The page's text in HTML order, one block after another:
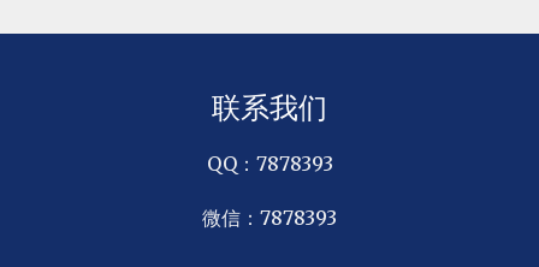
联系我们
QQ：7878393
微信：7878393